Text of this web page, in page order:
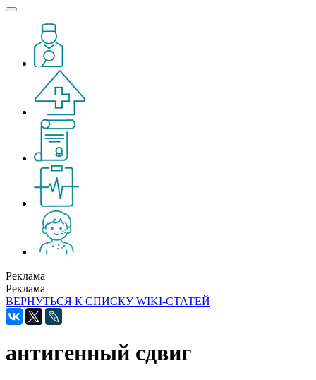
Реклама
Реклама
ВЕРНУТЬСЯ К СПИСКУ WIKI-СТАТЕЙ
антигенный сдвиг